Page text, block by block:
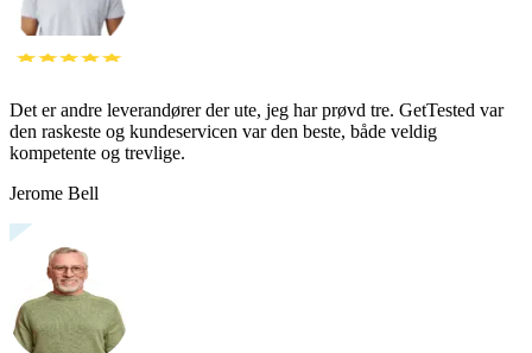
Det er andre leverandører der ute, jeg har prøvd tre. GetTested var
den raskeste og kundeservicen var den beste, både veldig
kompetente og trevlige.
Jerome Bell